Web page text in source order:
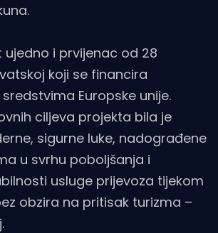
ujedno i prvijenac od 28
koji se financira
Europske unije.
ciljeva projekta bila je
sigurne luke, nadograđene
u svrhu poboljšanja i
usluge prijevoza tijekom
obzira na pritisak turizma –